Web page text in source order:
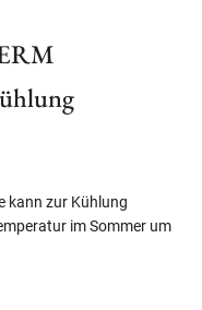
kann zur Kühlung
im Sommer um